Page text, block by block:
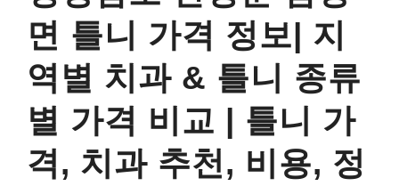
면 틀니 가격 정보| 지
역별 치과 & 틀니 종류
별 가격 비교 | 틀니 가
격, 치과 추천, 비용, 정